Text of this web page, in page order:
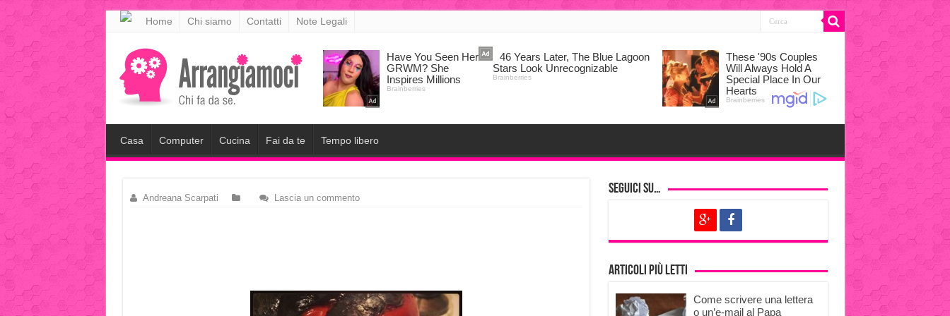
meritking
giriş
kingroyal
giriş
Home Chi siamo Contatti Note Legali
Casa Computer Cucina Fai da te Tempo libero
Andreana Scarpati Lascia un commento
Seguici su…
Articoli più letti
Come scrivere una lettera
o un’e-mail al Papa